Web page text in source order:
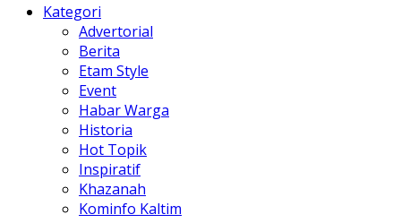
Kategori
Advertorial
Berita
Etam Style
Event
Habar Warga
Historia
Hot Topik
Inspiratif
Khazanah
Kominfo Kaltim